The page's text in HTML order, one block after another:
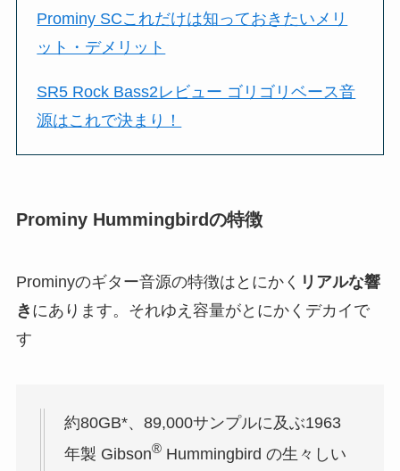
Prominy SCこれだけは知っておきたいメリ
ット・デメリット
SR5 Rock Bass2レビュー ゴリゴリベース音
源はこれで決まり！
Prominy Hummingbirdの特徴
Prominyのギター音源の特徴はとにかく リアルな響
き にあります。それゆえ容量がとにかくデカイで
す
約80GB*、89,000サンプルに及ぶ1963
年製 Gibson®Hummingbird の生々しい